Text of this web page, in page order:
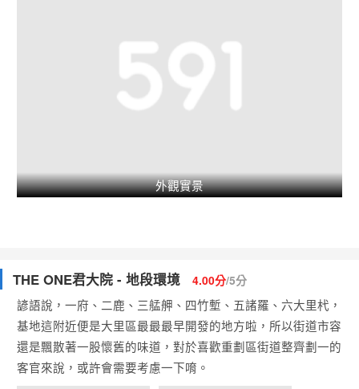
外觀實景
THE ONE君大院 - 地段環境 4.00分/5分
諺語說，一府、二鹿、三艋舺、四竹塹、五諸羅、六大里杙，
基地這附近便是大里區最最最早開發的地方啦，所以街道市容
還是飄散著一股懷舊的味道，對於喜歡重劃區街道整齊劃一的
客官來說，或許會需要考慮一下唷。